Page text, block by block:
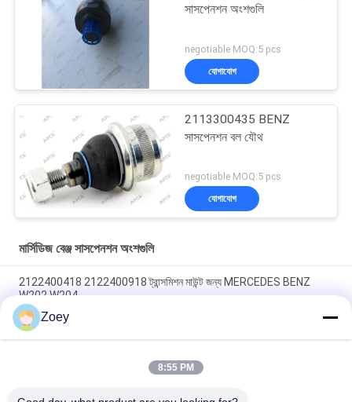
সাসপেনশন অংশগুলি
negotiable MOQ:5 pcs
যোগাযোগ
2113300435 BENZ
সাসপেনশন বল যৌথ
negotiable MOQ:5 pcs
যোগাযোগ
মার্সিডিজ বেঞ্জ সাসপেনশন অংশগুলি
2122400418 2122400918 ট্রান্সমিশন মাউন্ট জন্য MERCEDES BENZ
W202 W204
A2052405900 A2052406000 A205240300 মেশিন মাউন্ট জন্য
MERCEDES BENZ W205 S205
A4472410013 ইঞ্জিন মাউন্ট 4472410313 4472410413 মের্সেডস বেঞ্জ ভিটো
Zoey
8:55 PM